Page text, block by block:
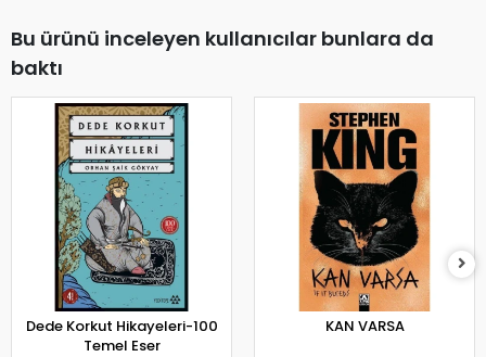
Bu ürünü inceleyen kullanıcılar bunlara da
baktı
Dede Korkut Hikayeleri-100
Temel Eser
KAN VARSA